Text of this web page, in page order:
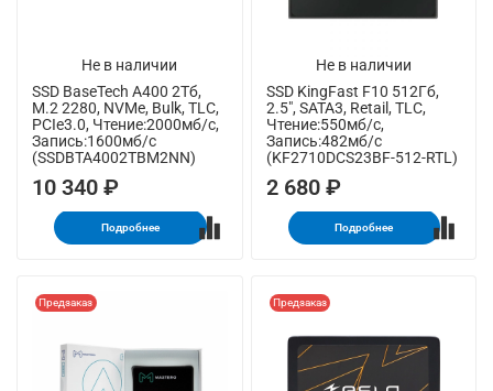
Не в наличии
SSD BaseTech A400 2Тб,
M.2 2280, NVMe, Bulk, TLC,
PCIe3.0, Чтение:2000мб/с,
Запись:1600мб/с
(SSDBTA4002TBM2NN)
10 340 ₽
Подробнее
Не в наличии
SSD KingFast F10 512Гб,
2.5", SATA3, Retail, TLC,
Чтение:550мб/с,
Запись:482мб/с
(KF2710DCS23BF-512-RTL)
2 680 ₽
Подробнее
Предзаказ Предзаказ